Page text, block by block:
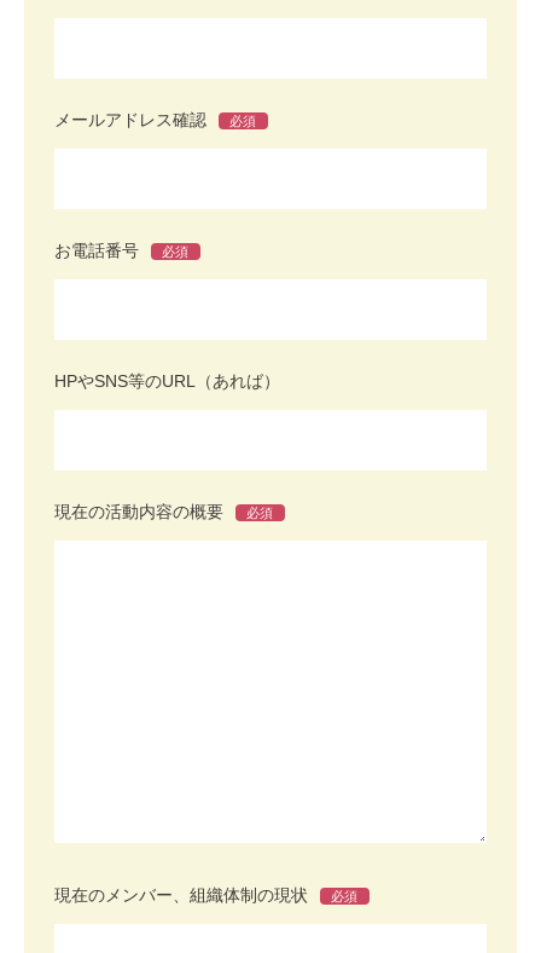
メールアドレス確認 必須
お電話番号 必須
HPやSNS等のURL（あれば）
現在の活動内容の概要 必須
現在のメンバー、組織体制の現状 必須